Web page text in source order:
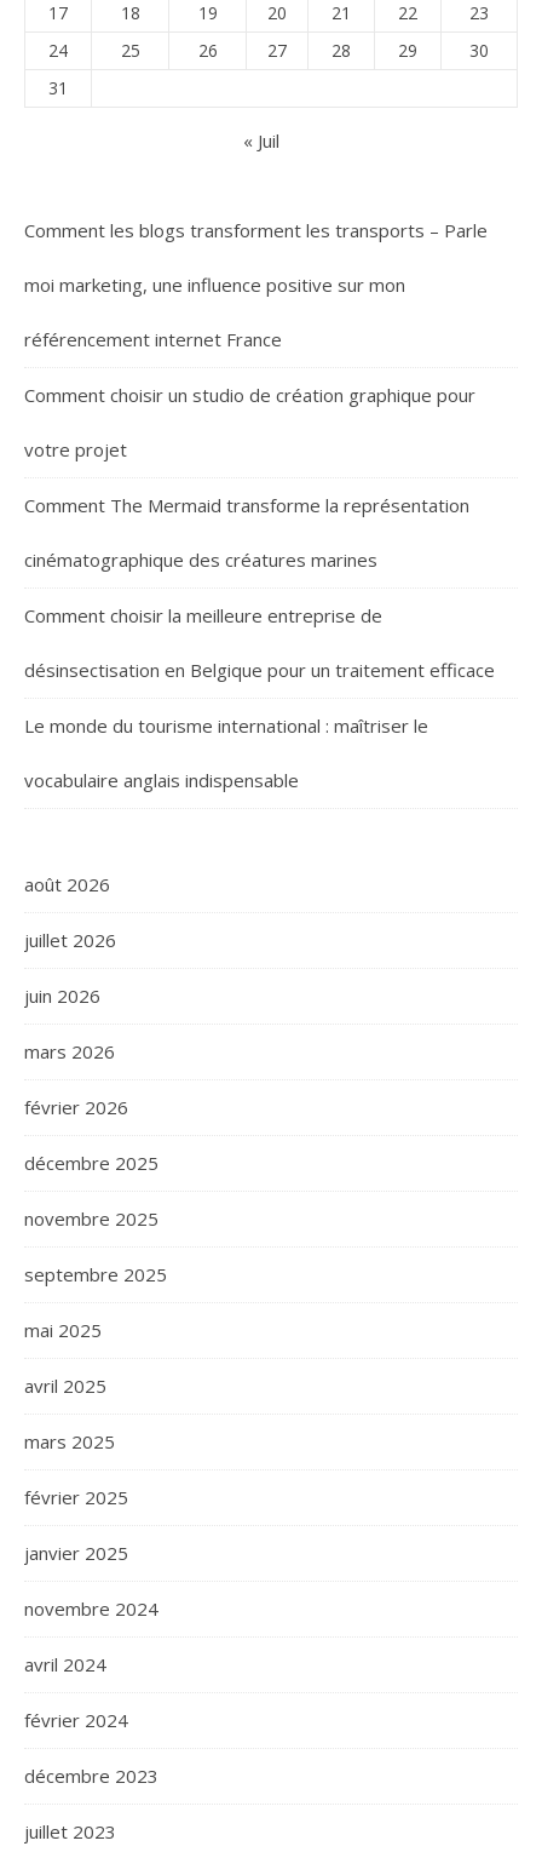
17
18 19 20 21 22
23
24
25 26 27 28 29
30
31
« Juil
Comment les blogs transforment les transports – Parle
moi marketing, une influence positive sur mon
référencement internet France
Comment choisir un studio de création graphique pour
votre projet
Comment The Mermaid transforme la représentation
cinématographique des créatures marines
Comment choisir la meilleure entreprise de
désinsectisation en Belgique pour un traitement efficace
Le monde du tourisme international : maîtriser le
vocabulaire anglais indispensable
août 2026
juillet 2026
juin 2026
mars 2026
février 2026
décembre 2025
novembre 2025
septembre 2025
mai 2025
avril 2025
mars 2025
février 2025
janvier 2025
novembre 2024
avril 2024
février 2024
décembre 2023
juillet 2023